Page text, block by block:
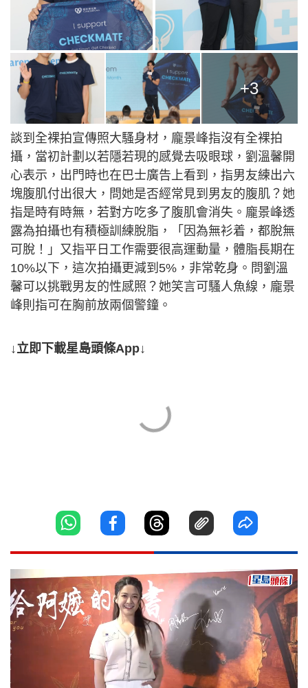
+3
談到全裸拍宣傳照大騷身材，龐景峰指沒有全裸拍
攝，當初計劃以若隱若現的感覺去吸眼球，劉溫馨開
心表示，出門時也在巴士廣告上看到，指男友練出六
塊腹肌付出很大，問她是否經常見到男友的腹肌？她
指是時有時無，若對方吃多了腹肌會消失。龐景峰透
露為拍攝也有積極訓練脫脂，「因為無衫着，都脫無
可脫！」又指平日工作需要很高運動量，體脂長期在
10%以下，這次拍攝更減到5%，非常乾身。問劉溫
馨可以挑戰男友的性感照？她笑言可騷人魚線，龐景
峰則指可在胸前放兩個警鐘。
↓立即下載星島頭條App↓